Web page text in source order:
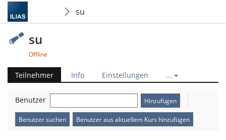
su
su
Offline
Teilnehmer Info Einstellungen ...
Benutzer
Benutzer suchen Benutzer aus aktuellem Kurs hinzufügen